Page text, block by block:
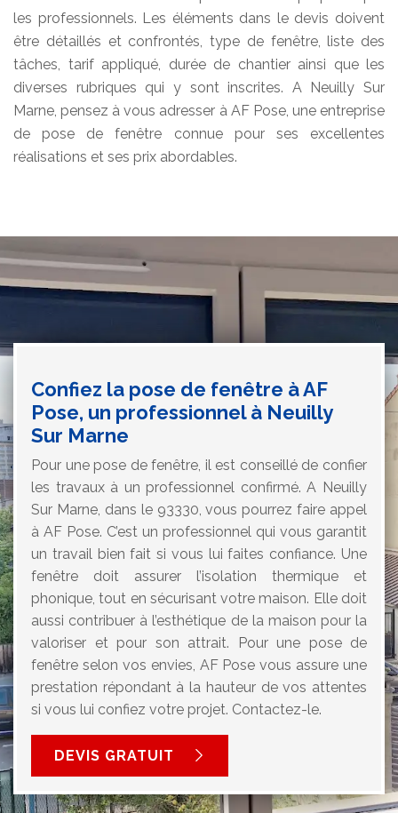
les professionnels. Les éléments dans le devis doivent
être détaillés et confrontés, type de fenêtre, liste des
tâches, tarif appliqué, durée de chantier ainsi que les
diverses rubriques qui y sont inscrites. A Neuilly Sur
Marne, pensez à vous adresser à AF Pose, une entreprise
de pose de fenêtre connue pour ses excellentes
réalisations et ses prix abordables.
Confiez la pose de fenêtre à AF
Pose, un professionnel à Neuilly
Sur Marne
Pour une pose de fenêtre, il est conseillé de confier
les travaux à un professionnel confirmé. A Neuilly
Sur Marne, dans le 93330, vous pourrez faire appel
à AF Pose. C’est un professionnel qui vous garantit
un travail bien fait si vous lui faites confiance. Une
fenêtre doit assurer l’isolation thermique et
phonique, tout en sécurisant votre maison. Elle doit
aussi contribuer à l’esthétique de la maison pour la
valoriser et pour son attrait. Pour une pose de
fenêtre selon vos envies, AF Pose vous assure une
prestation répondant à la hauteur de vos attentes
si vous lui confiez votre projet. Contactez-le.
DEVIS GRATUIT